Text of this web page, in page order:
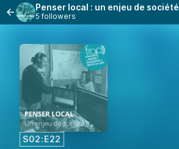
Penser local : un enjeu de société
5 followers
S02:E22